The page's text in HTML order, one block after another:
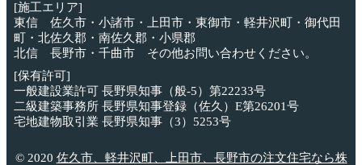
[施工エリア]
東信 佐久市・小諸市・上田市・東御市・軽井沢町・御代田
町・北佐久郡・南佐久郡・小県郡
北信 長野市・千曲市 その他お問い合わせください。
[保有許可]
一般建設業許可 長野県知事（般-5）第22233号
二級建築事務所 長野県知事登録（佐久）E第26201号
宅地建物取引業 長野県知事（3）5253号
© 2020 佐久市、軽井沢町、上田市、長野市の注文住宅なら株